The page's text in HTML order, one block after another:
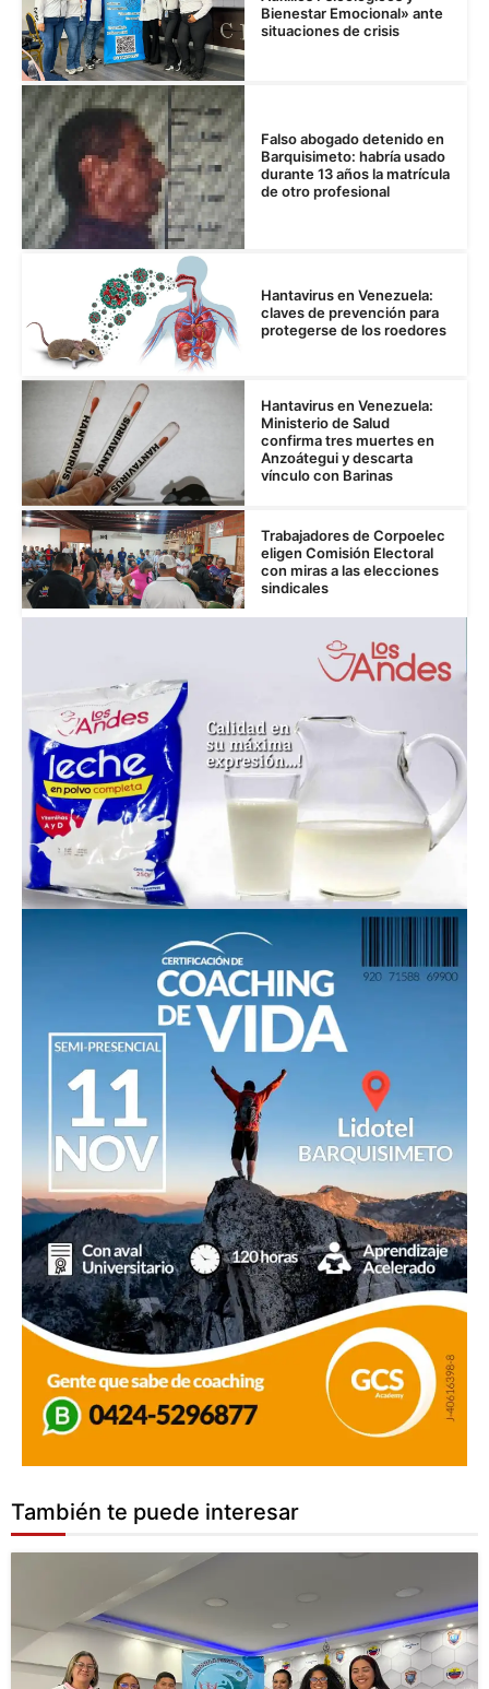
Bienestar Emocional» ante
situaciones de crisis
Falso abogado detenido en
Barquisimeto: habría usado
durante 13 años la matrícula
de otro profesional
Hantavirus en Venezuela:
claves de prevención para
protegerse de los roedores
Hantavirus en Venezuela:
Ministerio de Salud
confirma tres muertes en
Anzoátegui y descarta
vínculo con Barinas
Trabajadores de Corpoelec
eligen Comisión Electoral
con miras a las elecciones
sindicales
También te puede interesar